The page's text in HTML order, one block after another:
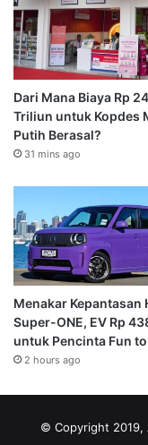
Dari Mana Biaya Rp
Triliun untuk Kopdes
Putih Berasal?
31 mins ago
Menakar Kepantasan
Super-ONE, EV Rp
untuk Pencinta Fun
2 hours ago
© Copyright 2019,